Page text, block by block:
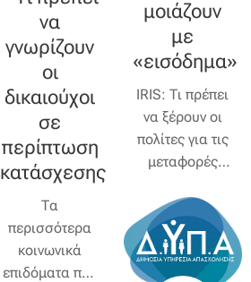
και η
επικινδυνότητα
αυξάνονται
να
γνωρίζουν
οι
δικαιούχοι
σε
περίπτωση
κατάσχεσης
Τα
περισσότερα
κοινωνικά
επιδόματα που
μοιάζουν
με
«εισόδημα»
IRIS: Τι πρέπει
να ξέρουν οι
πολίτες για τις
μεταφορές
την Εφορία